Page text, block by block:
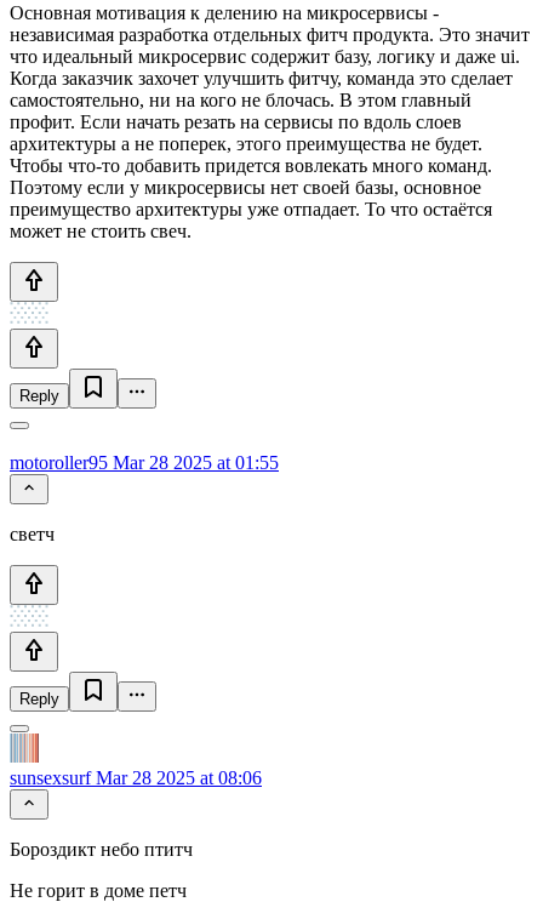
Основная мотивация к делению на микросервисы -
независимая разработка отдельных фитч продукта. Это значит
что идеальный микросервис содержит базу, логику и даже ui.
Когда заказчик захочет улучшить фитчу, команда это сделает
самостоятельно, ни на кого не блочась. В этом главный
профит. Если начать резать на сервисы по вдоль слоев
архитектуры а не поперек, этого преимущества не будет.
Чтобы что-то добавить придется вовлекать много команд.
Поэтому если у микросервисы нет своей базы, основное
преимущество архитектуры уже отпадает. То что остаётся
может не стоить свеч.
Reply
motoroller95 Mar 28 2025 at 01:55
светч
Reply
sunsexsurfMar 28 2025 at 08:06
Бороздикт небо птитч
Не горит в доме петч